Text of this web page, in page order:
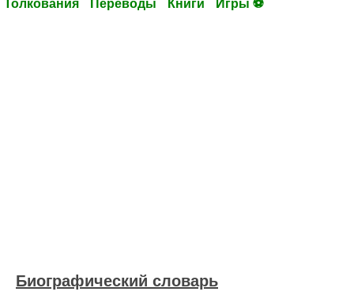
Толкования Переводы Книги Игры ⚽
Биографический словарь